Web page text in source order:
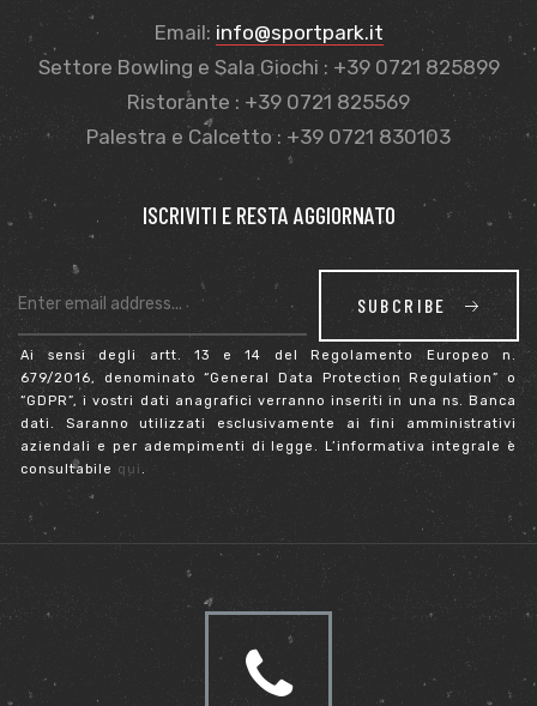
Email: info@sportpark.it
Settore Bowling e Sala Giochi : +39 0721 825899
Ristorante : +39 0721 825569
Palestra e Calcetto : +39 0721 830103
ISCRIVITI E RESTA AGGIORNATO
SUBCRIBE
Ai sensi degli artt. 13 e 14 del Regolamento Europeo n.
679/2016, denominato “General Data Protection Regulation” o
“GDPR”, i vostri dati anagrafici verranno inseriti in una ns. Banca
dati. Saranno utilizzati esclusivamente ai fini amministrativi
aziendali e per adempimenti di legge. L’informativa integrale è
consultabile qui